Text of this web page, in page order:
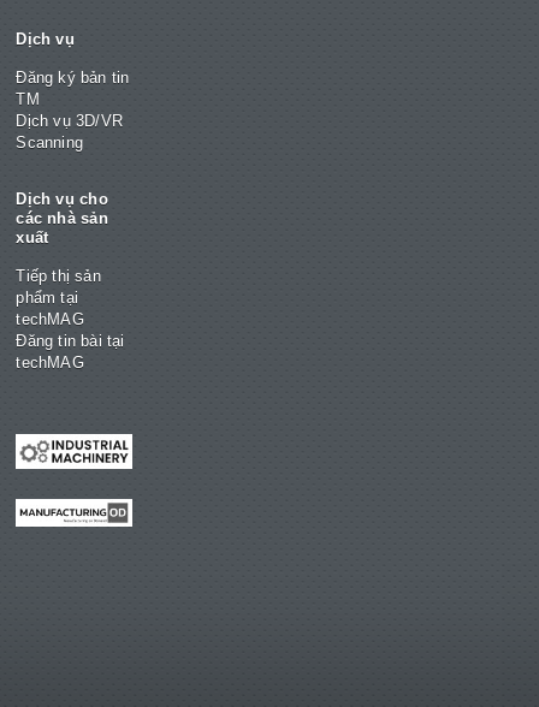
Dịch vụ
Đăng ký bản tin
TM
Dịch vụ 3D/VR
Scanning
Dịch vụ cho
các nhà sản
xuất
Tiếp thị sản
phẩm tại
techMAG
Đăng tin bài tại
techMAG